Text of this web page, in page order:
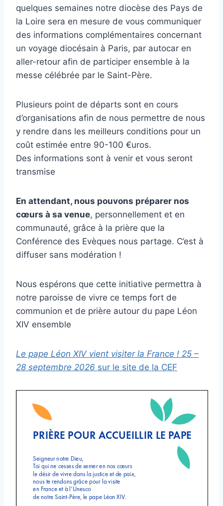
quelques semaines notre diocèse des Pays de
la Loire sera en mesure de vous communiquer
des informations complémentaires concernant
un voyage diocésain à Paris, par autocar en
aller-retour afin de participer ensemble à la
messe célébrée par le Saint-Père.
Plusieurs point de départs sont en cours
d’organisations afin de nous permettre de nous
y rendre dans les meilleurs conditions pour un
coût estimée entre 90-100 €uros.
Des informations sont à venir et vous seront
transmise
En attendant, nous pouvons préparer nos
cœurs à sa venue, personnellement et en
communauté, grâce à la prière que la
Conférence des Evèques nous partage. C’est à
diffuser sans modération !
Nous espérons que cette initiative permettra à
notre paroisse de vivre ce temps fort de
communion et de prière autour du pape Léon
XIV ensemble
Le pape Léon XIV vient visiter la France ! 25 –
28 septembre 2026 sur le site de la CEF